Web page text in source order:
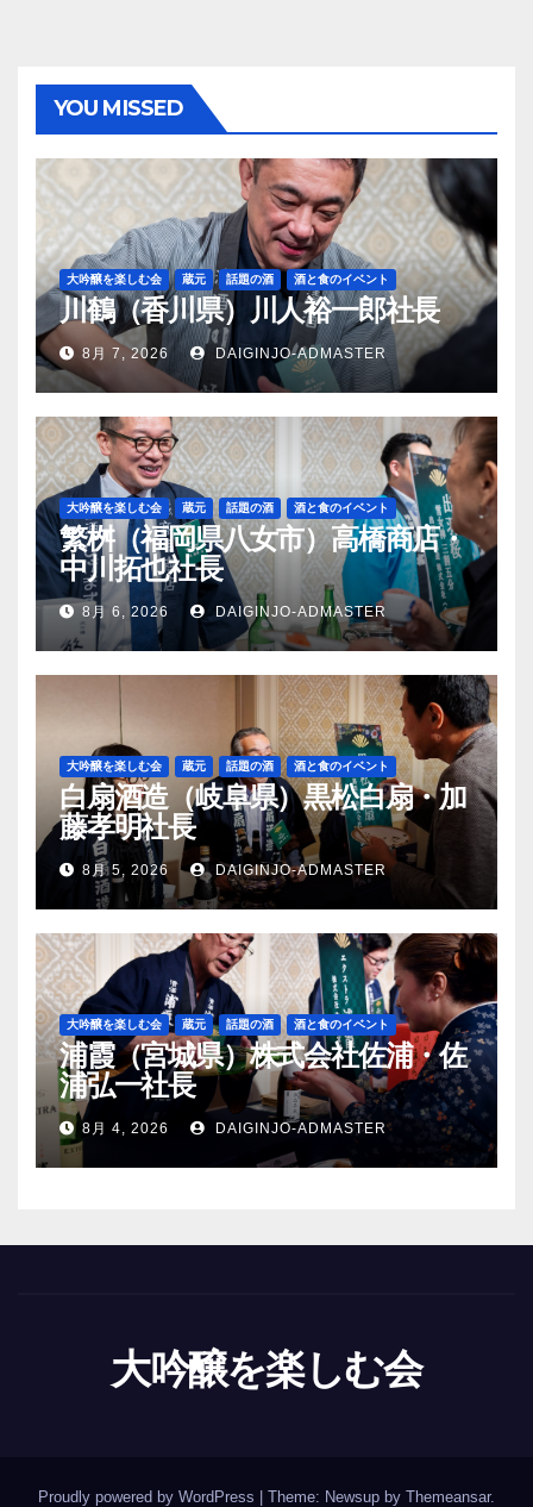
YOU MISSED
大吟醸を楽しむ会 蔵元 話題の酒 酒と食のイベント
川鶴（香川県）川人裕一郎社長
8月 7, 2026 DAIGINJO-ADMASTER
大吟醸を楽しむ会 蔵元 話題の酒 酒と食のイベント
繁桝（福岡県八女市）高橋商店・
中川拓也社長
8月 6, 2026 DAIGINJO-ADMASTER
大吟醸を楽しむ会 蔵元 話題の酒 酒と食のイベント
白扇酒造（岐阜県）黒松白扇・加
藤孝明社長
8月 5, 2026 DAIGINJO-ADMASTER
大吟醸を楽しむ会 蔵元 話題の酒 酒と食のイベント
浦霞（宮城県）株式会社佐浦・佐
浦弘一社長
8月 4, 2026 DAIGINJO-ADMASTER
大吟醸を楽しむ会
Proudly powered by WordPress Theme: Newsup by Themeansar.